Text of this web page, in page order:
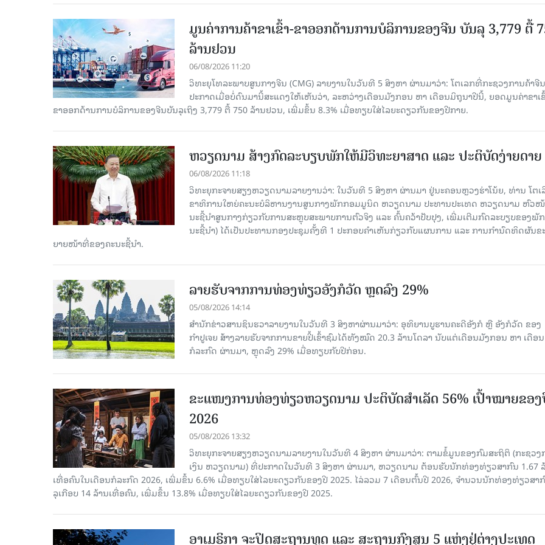
ມູນຄ່າການຄ້າຂາເຂົ້າ-ຂາອອກດ້ານການບໍລິການຂອງຈີນ ບັນລຸ 3,779 ຕື້
ລ້ານຢວນ
06/08/2026 11:20
ວິທະຍຸໂທລະພາບສູນກາງຈີນ (CMG) ລາຍງານໃນວັນທີ 5 ສິງຫາ ຜ່ານມາວ່າ: ໂຕເລກທີ່ກະຊວງການຄ້າຈີນ
ປະກາດເມື່ອບໍ່ດົນມານີ້ສະແດງໃຫ້ເຫັນວ່າ, ລະຫວ່າງເດືອນມັງກອນ ຫາ ເດືອນມິຖຸນາປີນີ້, ຍອດມູນຄ່າຂາເ
ຂາອອກດ້ານການບໍລິການຂອງຈີນບັນລຸເຖິງ 3,779 ຕື້ 750 ລ້ານຢວນ, ເພີ່ມຂຶ້ນ 8.3% ເມື່ອທຽບໃສ່ໄລຍະດຽວກັນຂອງປີກາຍ.
ຫວຽດນາມ ສ້າງກົດລະບຽບພັກໃຫ້ມີວິທະຍາສາດ ແລະ ປະຕິບັດງ່າຍດາຍ
06/08/2026 11:18
ວິທະຍຸກະຈາຍສຽງຫວຽດນາມລາຍງານວ່າ: ໃນ​ວັນ​ທີ 5 ສິງ​ຫາ ຜ່ານມາ ຢູ່ນະຄອນຫຼວງຮ່າ​ໂນ້ຍ, ທ່ານ ໂຕ​ເ
ຂາ​ທິ​ການ​ໃຫຍ່​ຄະ​ນະ​ບໍ​ລິ​ຫານ​ງານ​ສູນ​ກາງ​ພັກ​ກອມ​ມູ​ນິດ ຫວຽດ​ນາມ ປະ​ທານ​ປະ​ເທດ ຫວຽດ​ນາມ ຫົວ​ໜ້
ນະ​ຊີ້​ນຳ​ສູນ​ກາງ​ກ່ຽວ​ກັບ​ການ​ສະ​ຫຼຸບ​ສະ​ພ​າບ​ການ​ຕົວ​ຈິງ ແລະ ຄົ້ນ​ຄວ້າ​ປັບ​ປຸງ, ເພີ່ມ​ເຕີມ​ກົດ​ລະ​ບຽບ​ຂອງ​ພັ
ນະ​ຊີ້​ນຳ) ໄດ້​ເປັນ​ປະ​ທານກອງ​ປະ​ຊຸມ​ຄັ້ງ​ທີ 1 ປະ​ກອບ​ຄຳ​ເຫັນ​ກ່ຽວ​ກັບ​ແຜນ​ການ ແລະ ການ​ກຳ​ນົດ​ທິດ​ຜັນ​ຂ
ຍາຍ​ໜ້າ​ທີ່​ຂອງ​ຄະ​ນະ​ຊີ້​ນຳ.
ລາຍຮັບຈາກການທ່ອງທ່ຽວອັງກໍວັດ ຫຼດລົງ 29%
05/08/2026 14:14
ສຳນັກຂ່າວສານຊິນຮວາລາຍງານໃນວັນທີ 3 ສິງຫາຜ່ານມາວ່າ: ອຸທິຍານບູຮານຄະດີອັງກໍ ຫຼື ອັງກໍວັດ ຂອງ
ກຳປູເຈຍ ສ້າງລາຍຮັບຈາກການຂາຍປີ້ເຂົ້າຊົມໄດ້ທັງໝົດ 20.3 ລ້ານໂດລາ ນັບແຕ່ເດືອນມັງກອນ ຫາ ເດືອນ
ກໍລະກົດ ຜ່ານມາ, ຫຼຸດລົງ 29% ເມື່ອທຽບກັບປີກ່ອນ.
ຂະ​ແໜງ​ການ​ທ່ອງ​ທ່ຽວຫວຽດນາມ ​ປະ​ຕິ​ບັດ​ສຳ​ເລັດ 56% ເປົ້າ​ໝາຍຂອ
2026
05/08/2026 13:32
ວິທະຍຸກະຈາຍສຽງຫວຽດນາມລາຍງານໃນວັນທີ 4 ສິງຫາ ຜ່ານມາວ່າ: ຕາມ​ຂໍ້​ມູນ​ຂອງ​ກົມ​ສະ​ຖິ​ຕິ (ກະ​ຊວງ​
ເງິນ ຫວຽດ​ນາມ) ທີ່ປະ​ກາດ​ໃນ​ວັນ​ທີ 3 ສິງ​ຫາ​ ຜ່ານມາ, ຫວຽດ​ນາມ ຕ້ອນ​ຮັບ​ນັກທ່ອງ​ທ່ຽວ​ສາ​ກົນ 1.67
ເທື່ອ​ຄົນ​ໃນ​ເດືອນ​ກໍ​ລະ​ກົດ 2026, ເພີ່ມ​ຂຶ້ນ 6.6% ເມື່ອ​ທຽບ​ໃສ່​ໄລ​ຍະ​ດຽວ​ກັນ​ຂອງ​ປີ 2025. ໄລ່​ລວມ 7 ເດືອນ​ຕົ້ນ​ປີ 2026, ຈຳ​ນວນ​ນັກ​ທ່ອງ​ທ່ຽວ​ສາ​
ລຸ​ເກືອບ 14 ລ້ານ​ເທື່ອ​ຄົນ, ເພີ່ມ​ຂຶ້ນ 13.8% ເມື່ອ​ທຽບ​ໃສ່​ໄລ​ຍະ​ດຽວ​ກັນ​ຂອງ​ປີ​ 2025.
ອາເມຣິກາ ຈະປິດສະຖານທູດ ແ​ລະ ສະຖານກົງສູນ 5 ແຫ່ງ​ຢູ່​ຕ່າງ​ປະ​ເທດ